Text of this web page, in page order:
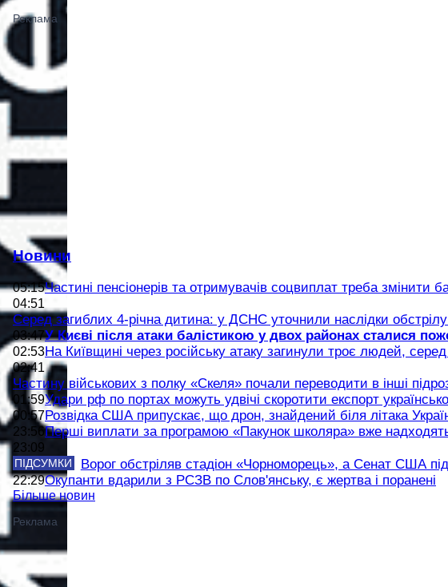
Новини
05:15Частині пенсіонерів та отримувачів соцвиплат треба змінити
04:51
Серед загиблих 4-річна дитина: у ДСНС уточнили наслідки
03:47У Києві після атаки балістикою у двох районах сталися
02:53На Київщині через російську атаку загинули троє людей,
02:41
Частину військових з полку «Скеля» почали переводити в інші
01:59Удари рф по портах можуть удвічі скоротити експорт
00:57Розвідка США припускає, що дрон, знайдений біля літака
23:56Перші виплати за програмою «Пакунок школяра» вже
23:09
ПІДСУМКИ Ворог обстріляв стадіон «Чорноморець», а Сенат США
22:29Окупанти вдарили з РСЗВ по Слов'янську, є жертва і поранені
Більше новин